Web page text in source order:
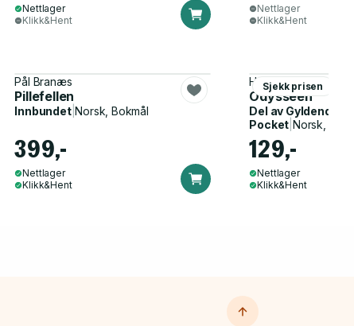
Nettlager
Klikk&Hent
Nettlager
Klikk&Hent
Pål Branæs
Pillefellen
Innbundet|Norsk, Bokmål
399,-
Nettlager
Klikk&Hent
Sjekk prisen
Homer, John
Odysseen
Del av Gyldendal
Pocket |Norsk,
129,-
Nettlager
Klikk&Hent